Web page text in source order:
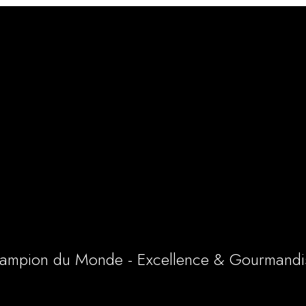
du Monde - Excellence &